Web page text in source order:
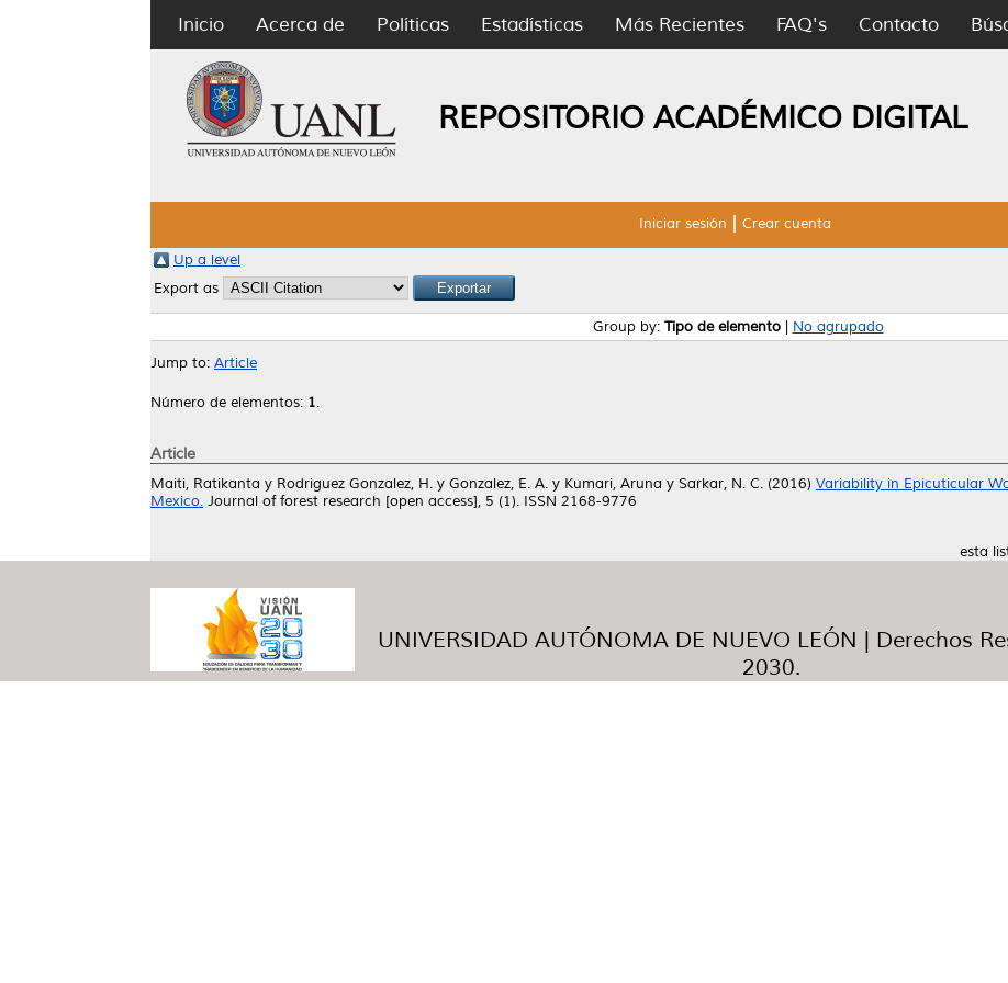
Inicio Acerca de Políticas Estadísticas Más Recientes FAQ's Contacto
REPOSITORIO ACADÉMICO DIGITAL
Iniciar sesión Crear cuenta
Up a level
Export as
Group by: Tipo de elemento| No agrupado
Jump to: Article
Número de elementos: 1.
Article
Maiti, Ratikanta y Rodriguez Gonzalez, H. y Gonzalez, E. A. y Kumari, Aruna y Sarkar, N. C. (2016) Variability in Epicuticular
Mexico. Journal of forest research [open access], 5 (1). ISSN 2168-9776
esta
UNIVERSIDAD AUTÓNOMA DE NUEVO LEÓN | Derechos
2030.